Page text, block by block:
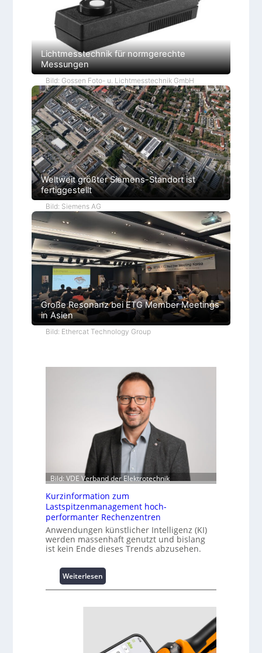
Lichtmesstechnik für normgerechte
Messungen
Bild: Gossen Foto- u. Lichtmesstechnik GmbH
Weltweit größter Siemens-Standort ist
fertiggestellt
Bild: Siemens AG
Große Resonanz bei ETG Member Meetings
in Asien
Bild: Ethercat Technology Group
Bild: VDE Verband der Elektrotechnik
Kurzinformation zum
Lastspitzenmanagement hoch-
performanter Rechenzentren
Anwendungen künstlicher Intelligenz (KI)
werden massenhaft genutzt und bislang
ist kein Ende dieses Trends abzusehen.
Weiterlesen
K
r